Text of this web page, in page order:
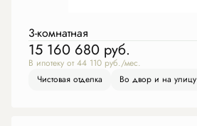
3-комнатная
15 160 680 руб.
В ипотеку от 44 110 руб./мес.
Чистовая отделка
Во двор и на улицу